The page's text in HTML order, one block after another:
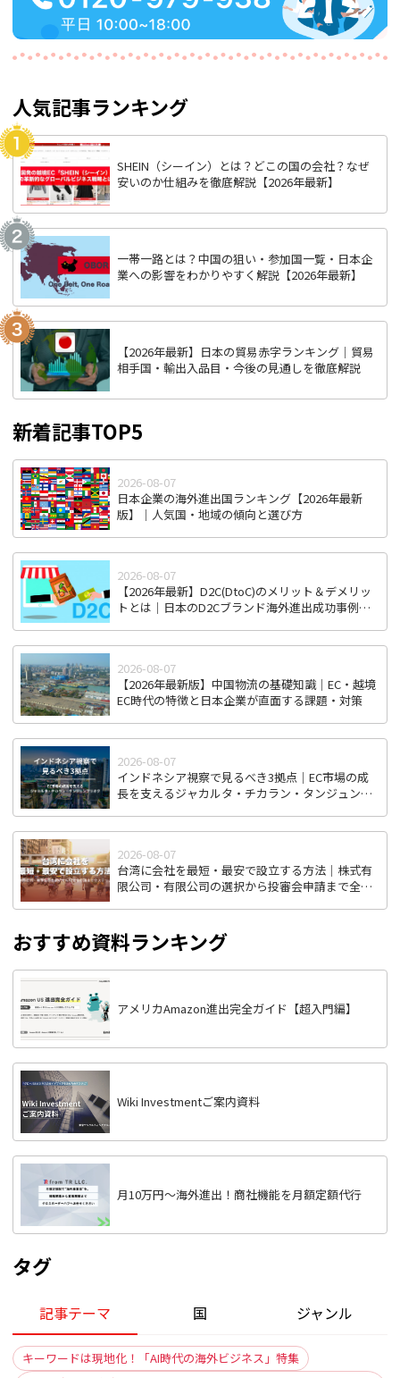
人気記事ランキング
SHEIN（シーイン）とは？どこの国の会社？なぜ
安いのか仕組みを徹底解説【2026年最新】
一帯一路とは？中国の狙い・参加国一覧・日本企
業への影響をわかりやすく解説【2026年最新】
【2026年最新】日本の貿易赤字ランキング｜貿易
相手国・輸出入品目・今後の見通しを徹底解説
新着記事TOP5
2026-08-07
日本企業の海外進出国ランキング【2026年最新
版】｜人気国・地域の傾向と選び方
2026-08-07
【2026年最新】D2C(DtoC)のメリット＆デメリッ
トとは｜日本のD2Cブランド海外進出成功事例と
2026-08-07
【2026年最新版】中国物流の基礎知識｜EC・越境
EC時代の特徴と日本企業が直面する課題・対策
2026-08-07
インドネシア視察で見るべき3拠点｜EC市場の成
長を支えるジャカルタ・チカラン・タンジュンプ
2026-08-07
台湾に会社を最短・最安で設立する方法｜株式有
限公司・有限公司の選択から投審会申請まで全ス
おすすめ資料ランキング
アメリカAmazon進出完全ガイド【超入門編】
Wiki Investmentご案内資料
月10万円〜海外進出！商社機能を月額定額代行
タグ
記事テーマ 国 ジャンル
キーワードは現地化！「AI時代の海外ビジネス」特集